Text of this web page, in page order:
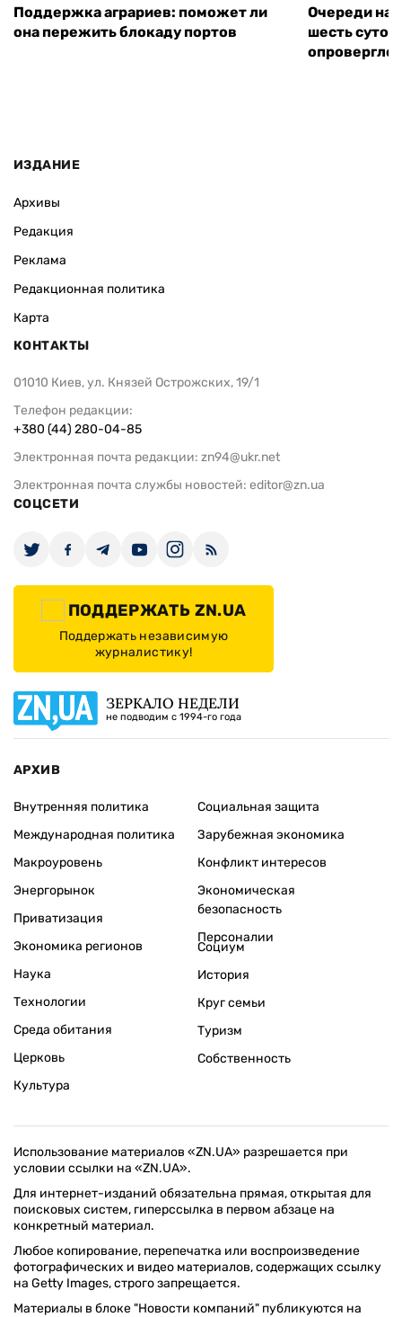
Поддержка аграриев: поможет ли
она пережить блокаду портов
Очереди на
шесть
опровергло
ИЗДАНИЕ
Архивы
Редакция
Реклама
Редакционная политика
Карта
КОНТАКТЫ
01010 Киев, ул. Князей Острожских, 19/1
Телефон редакции:
+380 (44) 280-04-85
Электронная почта редакции: zn94@ukr.net
Электронная почта службы новостей: editor@zn.ua
СОЦСЕТИ
ПОДДЕРЖАТЬ ZN.UA
Поддержать независимую
журналистику!
ЗЕРКАЛО НЕДЕЛИ
не подводим с 1994-го года
АРХИВ
Внутренняя политика
Международная политика
Макроуровень
Энергорынок
Приватизация
Экономика регионов
Социальная защита
Зарубежная экономика
Конфликт интересов
Экономическая
безопасность
Персоналии
Наука
Технологии
Среда обитания
Церковь
Культура
Социум
История
Круг семьи
Туризм
Собственность
Использование материалов «ZN.UA» разрешается при
условии ссылки на «ZN.UA».
Для интернет-изданий обязательна прямая, открытая для
поисковых систем, гиперссылка в первом абзаце на
конкретный материал.
Любое копирование, перепечатка или воспроизведение
фотографических и видео материалов, содержащих ссылку
на Getty Images, строго запрещается.
Материалы в блоке "Новости компаний" публикуются на